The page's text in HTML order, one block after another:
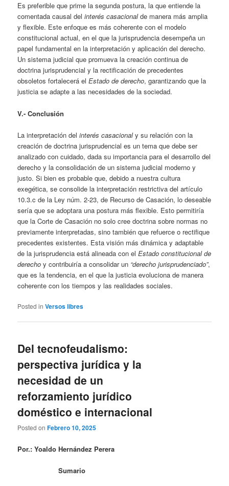
Es preferible que prime la segunda postura, la que entiende la
comentada causal delinterés casacionalde manera más amplia
y flexible. Este enfoque es más coherente con el modelo
constitucional actual, en el que la jurisprudencia desempeña un
papel fundamental en la interpretación y aplicación del derecho.
Un sistema judicial que promueva la creación continua de
doctrina jurisprudencial y la rectificación de precedentes
obsoletos fortalecerá elEstado de derecho, garantizando que la
justicia se adapte a las necesidades de la sociedad.
V.- Conclusión
La interpretación delinterés casacionaly su relación con la
creación de doctrina jurisprudencial es un tema que debe ser
analizado con cuidado, dada su importancia para el desarrollo del
derecho y la consolidación de un sistema judicial moderno y
justo. Si bien es probable que, debido a nuestra cultura
exegética, se consolide la interpretación restrictiva del artículo
10.3.c de la Ley núm. 2-23, de Recurso de Casación, lo deseable
sería que se adoptara una postura más flexible. Esto permitiría
que la Corte de Casación no solo cree doctrina sobre normas no
previamente interpretadas, sino también que refuerce o rectifique
precedentes existentes. Esta visión más dinámica y adaptable
de la jurisprudencia está alineada con elEstado constitucional de
derecho y contribuiría a consolidar un “derecho jurisprudenciado”,
que es la tendencia, en el que la justicia evoluciona de manera
coherente con los tiempos y las realidades sociales.
Posted in Versos libres
Del tecnofeudalismo:
perspectiva jurídica y la
necesidad de un
reforzamiento jurídico
doméstico e internacional
Posted onFebrero 10, 2025
Por.: Yoaldo Hernández Perera
Sumario